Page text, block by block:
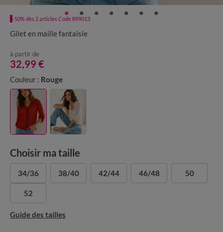
-50% dès 2 articles Code 899013
Gilet en maille fantaisie
à partir de
32,99 €
Couleur : Rouge
Choisir ma taille
34/36 38/40 42/44 46/48 50
52
Guide des tailles